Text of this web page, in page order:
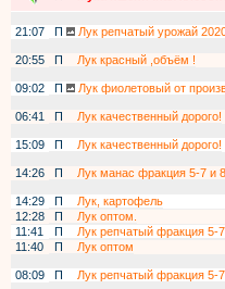
21:07
П Лук репчатый урожай
20:55
П
Лук красный ,объём !
09:02
П
Лук фиолетовый от
06:41
П
Лук качественный дорого!
15:09
П
Лук качественный дорого!
14:26
П
Лук манас фракция 5-7 и 8
14:29
П Лук, картофель
12:28
П Лук оптом.
11:41
П
Лук репчатый фракция 5-
11:40
П Лук оптом
08:09
П
Лук репчатый фракция 5-